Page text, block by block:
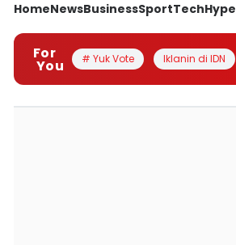
HomeNewsBusinessSportTechHype
For
You # Yuk Vote Iklanin di IDN